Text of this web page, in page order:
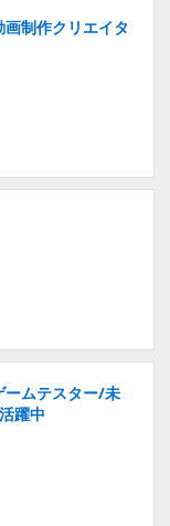
画制作クリエイタ
ームテスター/未
躍中